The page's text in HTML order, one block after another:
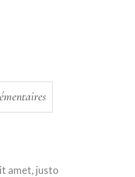
amet, justo